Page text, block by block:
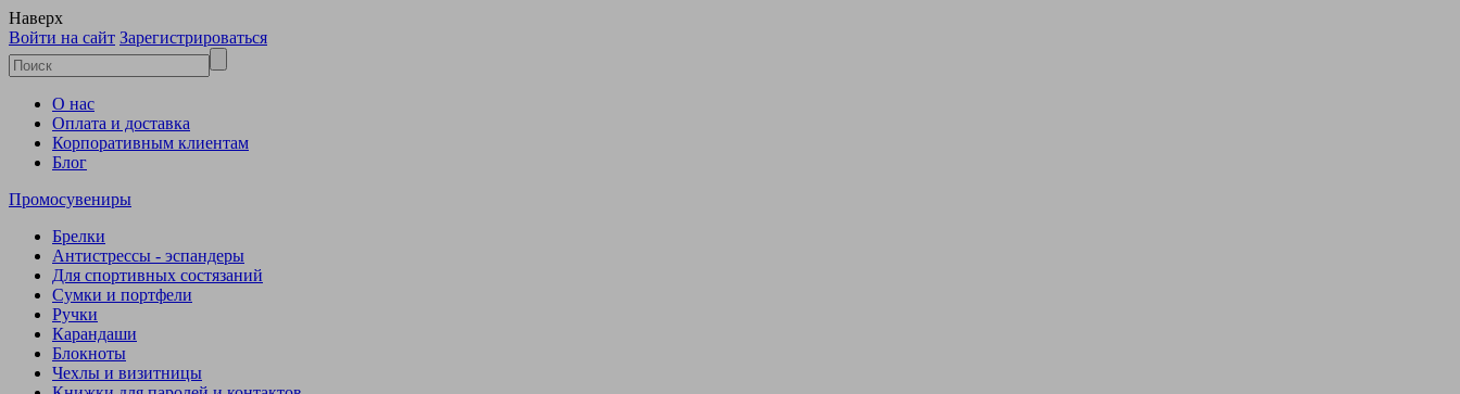
Наверх
Войти на сайт Зарегистрироваться
О нас
Оплата и доставка
Корпоративным клиентам
Блог
Промосувениры
Брелки
Антистрессы - эспандеры
Для спортивных состязаний
Сумки и портфели
Ручки
Карандаши
Блокноты
Чехлы и визитницы